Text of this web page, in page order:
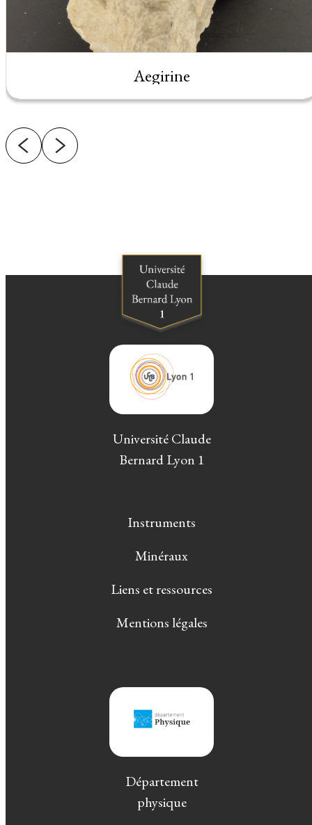
Aegirine
Université Claude
Bernard Lyon 1
Instruments
Minéraux
Liens et ressources
Mentions légales
Département
physique